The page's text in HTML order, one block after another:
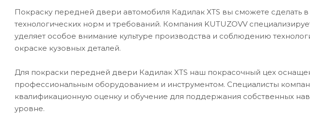
Покраску передней двери автомобиля Кадилак XTS вы сможете
технологических норм и требований. Компания KUTUZOVV
уделяет особое внимание культуре производства и соблюдению
окраске кузовных деталей.
Для покраски передней двери Кадилак XTS наш покрасочный цех
профессиональным оборудованием и инструментом. Специалисты
квалификационную оценку и обучение для поддержания собственных
уровне.